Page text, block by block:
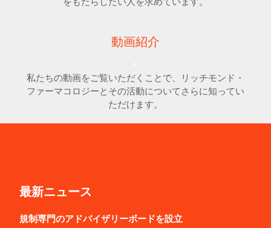
動画紹介
私たちの動画をご覧いただくことで、リッチモンド・
ファーマコロジーとその活動についてさらに知ってい
ただけます。
最新ニュース
規制専門のアドバイザリーボードを設立